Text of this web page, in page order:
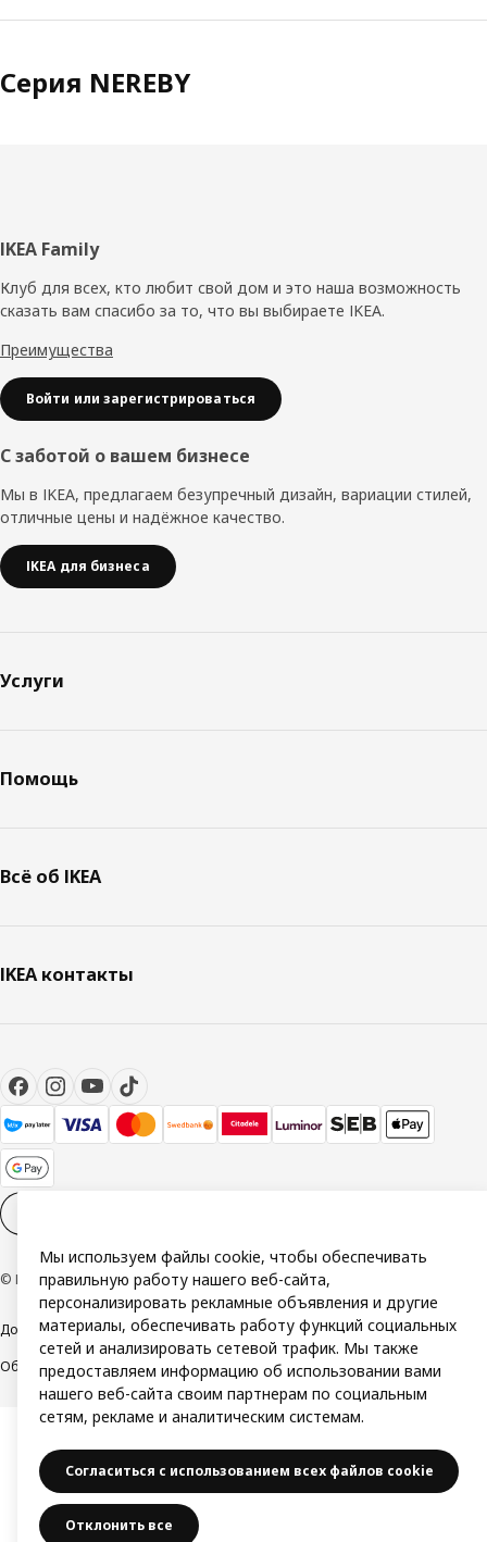
Серия NEREBY
Нижний
колонтитул
IKEA Family
Клуб для всех, кто любит свой дом и это наша возможность
сказать вам спасибо за то, что вы выбираете IKEA.
Преимущества
Войти или зарегистрироваться
С заботой о вашем бизнесе
Мы в IKEA, предлагаем безупречный дизайн, вариации стилей,
отличные цены и надёжное качество.
IKEA для бизнеса
Услуги
Помощь
Всё об IKEA
IKEA контакты
© Inter IKEA Systems B.V. 1999-2026
ДоступностьПолитика конфиденциальности и использования cookie
Общие условияСвяжитесь с нами
Мы используем файлы cookie, чтобы обеспечивать
правильную работу нашего веб-сайта,
персонализировать рекламные объявления и другие
материалы, обеспечивать работу функций социальных
сетей и анализировать сетевой трафик. Мы также
предоставляем информацию об использовании вами
нашего веб-сайта своим партнерам по социальным
сетям, рекламе и аналитическим системам.
Согласиться с использованием всех файлов cookie
Отклонить все